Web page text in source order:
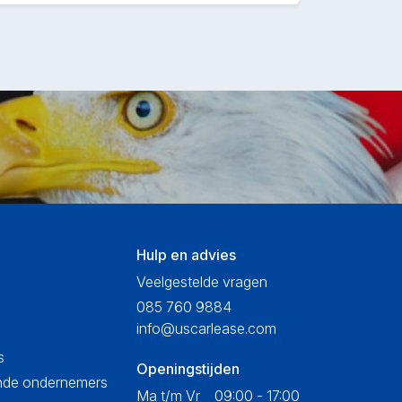
ondernemers
Hulp en advies
Veelgestelde vragen
085 760 9884
info@uscarlease.com
Openingstijden
Ma t/m Vr
09:00 - 17:00